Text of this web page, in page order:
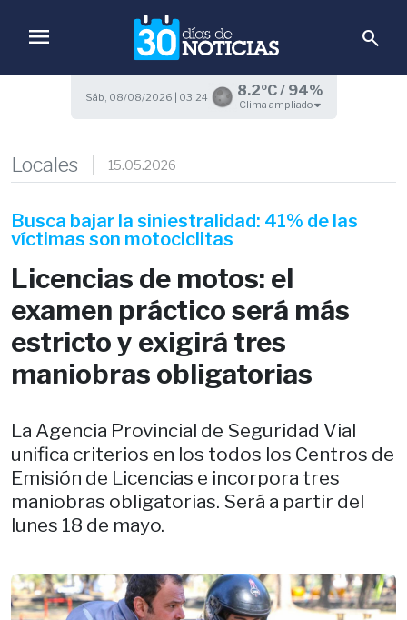
menu search
Sáb, 08/08/2026 | 03:24 8.2ºC / 94%
Clima ampliado
Locales 15.05.2026
Busca bajar la siniestralidad: 41% de las
víctimas son motociclitas
Licencias de motos: el
examen práctico será más
estricto y exigirá tres
maniobras obligatorias
La Agencia Provincial de Seguridad Vial
unifica criterios en los todos los Centros de
Emisión de Licencias e incorpora tres
maniobras obligatorias. Será a partir del
lunes 18 de mayo.